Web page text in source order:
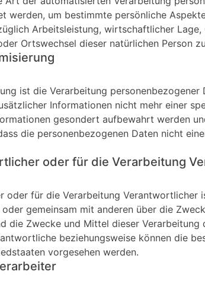
werden, um bestimmte persönliche
Arbeitsleistung, wirtschaftlicher
Ortswechsel dieser natürlichen Person
ist die Verarbeitung
Informationen nicht mehr einer
gesondert aufbewahrt werden
die personenbezogenen Daten nicht
oder für die Verarbeitung
oder für die Verarbeitung Verantwortlicher
gemeinsam mit anderen über die
die Zwecke und Mittel dieser
beziehungsweise können die
vorgesehen werden.